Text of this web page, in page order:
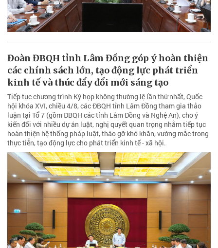
Đoàn ĐBQH tỉnh Lâm Đồng góp ý hoàn thiện
các chính sách lớn, tạo động lực phát triển
kinh tế và thúc đẩy đổi mới sáng tạo
Tiếp tục chương trình Kỳ họp không thường lệ lần thứ nhất, Quốc
hội khóa XVI, chiều 4/8, các ĐBQH tỉnh Lâm Đồng tham gia thảo
luận tại Tổ 7 (gồm ĐBQH các tỉnh Lâm Đồng và Nghệ An), cho ý
kiến đối với nhiều dự án luật, nghị quyết quan trọng nhằm tiếp tục
hoàn thiện hệ thống pháp luật, tháo gỡ khó khăn, vướng mắc trong
thực tiễn, tạo động lực cho phát triển kinh tế - xã hội.